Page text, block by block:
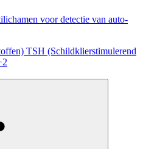
voor detectie van auto-
TSH (Schildklierstimulerend